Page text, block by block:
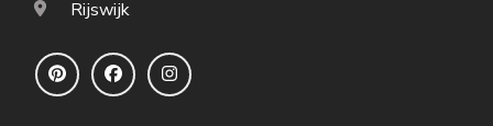
Rijswijk